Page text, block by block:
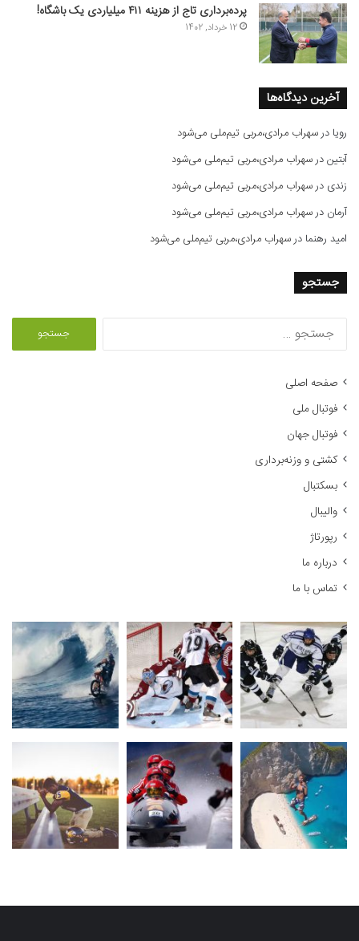
پرده‌برداری تاج از هزینه ۴۱۱ میلیاردی یک باشگاه!
12 خرداد, 1402
آخرین دیدگاه‌ها
رویا درسهراب مرادی،مربی تیم‌ملی می‌شود
آبتیندرسهراب مرادی،مربی تیم‌ملی می‌شود
زندی درسهراب مرادی،مربی تیم‌ملی می‌شود
آرمان درسهراب مرادی،مربی تیم‌ملی می‌شود
امید رهنما درسهراب مرادی،مربی تیم‌ملی می‌شود
جستجو
صفحه اصلی
فوتبال ملی
فوتبال جهان
کشتی و وزنه‌برداری
بسکتبال
والیبال
رپورتاژ
درباره ما
تماس با ما